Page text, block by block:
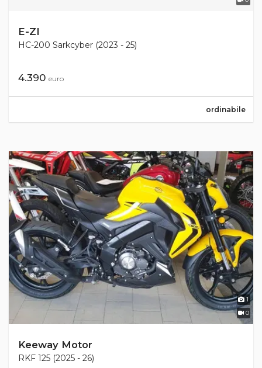
E-ZI
HC-200 Sarkcyber (2023 - 25)
4.390 euro
ordinabile
1
0
Keeway Motor
RKF 125 (2025 - 26)